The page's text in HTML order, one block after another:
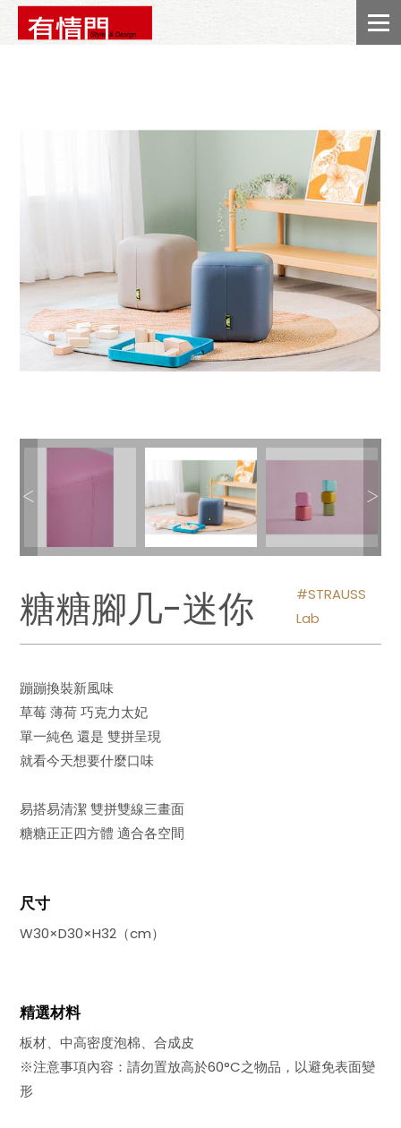
糖糖腳几-迷你
STRAUSS
Lab
蹦蹦換裝新風味
草莓 薄荷 巧克力太妃
單一純色 還是 雙拼呈現
就看今天想要什麼口味
易搭易清潔 雙拼雙線三畫面
糖糖正正四方體 適合各空間
尺寸
W30×D30×H32（cm）
精選材料
板材、中高密度泡棉、合成皮
※注意事項內容：請勿置放高於60°C之物品，以避免表面變
形